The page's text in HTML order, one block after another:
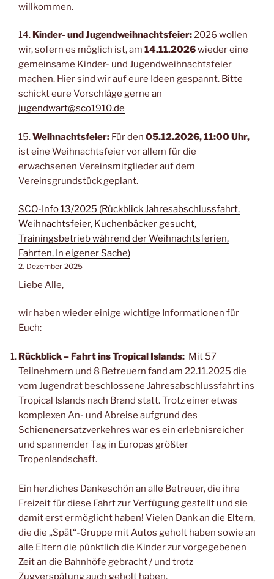
willkommen.
14. Kinder- und Jugendweihnachtsfeier:2026 wollen
wir, sofern es möglich ist, am 14.11.2026wieder eine
gemeinsame Kinder- und Jugendweihnachtsfeier
machen. Hier sind wir auf eure Ideen gespannt. Bitte
schickt eure Vorschläge gerne an
jugendwart@sco1910.de
15.Weihnachtsfeier: Für den 05.12.2026, 11:00 Uhr,
ist eine Weihnachtsfeier vor allem für die
erwachsenen Vereinsmitglieder auf dem
Vereinsgrundstück geplant.
SCO-Info 13/2025 (Rückblick Jahresabschlussfahrt,
Weihnachtsfeier, Kuchenbäcker gesucht,
Trainingsbetrieb während der Weihnachtsferien,
Fahrten, In eigener Sache)
2. Dezember 2025
Liebe Alle,
wir haben wieder einige wichtige Informationen für
Euch:
Rückblick – Fahrt ins Tropical Islands: Mit 57
Teilnehmern und 8 Betreuern fand am 22.11.2025 die
vom Jugendrat beschlossene Jahresabschlussfahrt ins
Tropical Islands nach Brand statt. Trotz einer etwas
komplexen An- und Abreise aufgrund des
Schienenersatzverkehres war es ein erlebnisreicher
und spannender Tag in Europas größter
Tropenlandschaft.
Ein herzliches Dankeschön an alle Betreuer, die ihre
Freizeit für diese Fahrt zur Verfügung gestellt und sie
damit erst ermöglicht haben! Vielen Dank an die Eltern,
die die „Spät“-Gruppe mit Autos geholt haben sowie an
alle Eltern die pünktlich die Kinder zur vorgegebenen
Zeit an die Bahnhöfe gebracht / und trotz
Zugverspätung auch geholt haben.